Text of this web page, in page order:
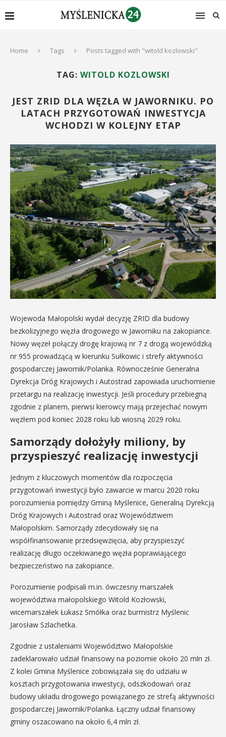
Home Tags Posts tagged with "witold kozlowski"
TAG: WITOLD KOZLOWSKI
JEST ZRID DLA WĘZŁA W JAWORNIKU. PO
LATACH PRZYGOTOWAŃ INWESTYCJA
WCHODZI W KOLEJNY ETAP
Wojewoda Małopolski wydał decyzję ZRID dla budowy
bezkolizyjnego węzła drogowego w Jaworniku na zakopiance.
Nowy węzeł połączy drogę krajową nr 7 z drogą wojewódzką
nr 955 prowadzącą w kierunku Sułkowic i strefy aktywności
gospodarczej Jawornik/Polanka. Równocześnie Generalna
Dyrekcja Dróg Krajowych i Autostrad zapowiada uruchomienie
przetargu na realizację inwestycji. Jeśli procedury przebiegną
zgodnie z planem, pierwsi kierowcy mają przejechać nowym
węzłem pod koniec 2028 roku lub wiosną 2029 roku.
Samorządy dołożyły miliony, by
przyspieszyć realizację inwestycji
Jednym z kluczowych momentów dla rozpoczęcia
przygotowań inwestycji było zawarcie w marcu 2020 roku
porozumienia pomiędzy Gminą Myślenice, Generalną Dyrekcją
Dróg Krajowych i Autostrad oraz Województwem
Małopolskim. Samorządy zdecydowały się na
współfinansowanie przedsięwzięcia, aby przyspieszyć
realizację długo oczekiwanego węzła poprawiającego
bezpieczeństwo na zakopiance.
Porozumienie podpisali m.in. ówczesny marszałek
województwa małopolskiego Witold Kozłowski,
wicemarszałek Łukasz Smółka oraz burmistrz Myślenic
Jarosław Szlachetka.
Zgodnie z ustaleniami Województwo Małopolskie
zadeklarowało udział finansowy na poziomie około 20 mln zł.
Z kolei Gmina Myślenice zobowiązała się do udziału w
kosztach przygotowania inwestycji, odszkodowań oraz
budowy układu drogowego powiązanego ze strefą aktywności
gospodarczej Jawornik/Polanka. Łączny udział finansowy
gminy oszacowano na około 6,4 mln zł.